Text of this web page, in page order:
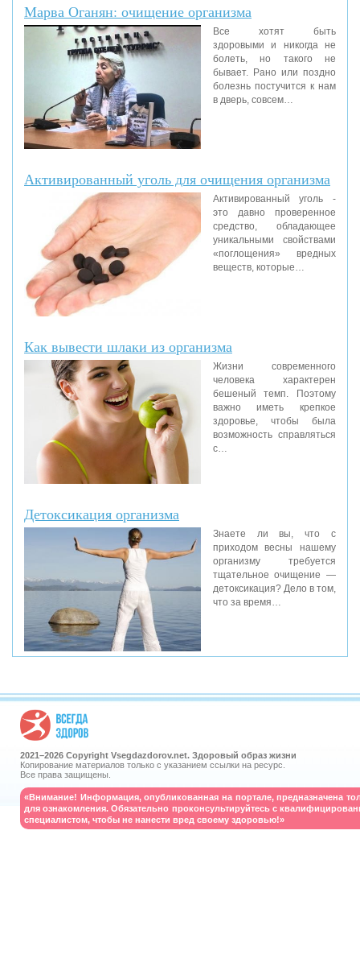
Марва Оганян: очищение организма
Все хотят быть
здоровыми и никогда не
болеть, но такого не
бывает. Рано или поздно
болезнь постучится к нам
в дверь, совсем…
Активированный уголь для очищения организма
Активированный уголь -
это давно проверенное
средство, обладающее
уникальными свойствами
«поглощения» вредных
веществ, которые…
Как вывести шлаки из организма
Жизни современного
человека характерен
бешеный темп. Поэтому
важно иметь крепкое
здоровье, чтобы была
возможность справляться
с…
Детоксикация организма
Знаете ли вы, что с
приходом весны нашему
организму требуется
тщательное очищение —
детоксикация? Дело в том,
что за время…
2021–2026 Copyright Vsegdazdorov.net. Здоровый образ жизни
Копирование материалов только с указанием ссылки на ресурс.
Все права защищены.
«Внимание! Информация, опубликованная на портале, предназначена
для ознакомления. Обязательно проконсультируйтесь с
специалистом, чтобы не нанести вред своему здоровью!»